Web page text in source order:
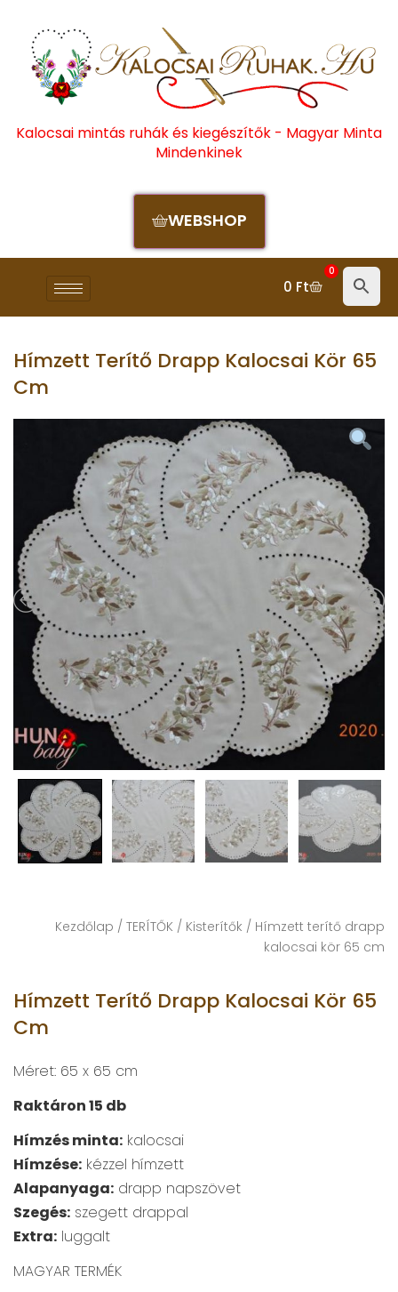
Kalocsai mintás ruhák és kiegészítők - Magyar Minta
Mindenkinek
WEBSHOP
0 Ft
0
Hímzett Terítő Drapp Kalocsai Kör 65
Cm
Kezdőlap / TERÍTŐK / Kisterítők / Hímzett terítő drapp
kalocsai kör 65 cm
Hímzett Terítő Drapp Kalocsai Kör 65
Cm
Méret: 65 x 65 cm
Raktáron 15 db
Hímzés minta: kalocsai
Hímzése: kézzel hímzett
Alapanyaga: drapp napszövet
Szegés: szegett drappal
Extra: luggalt
MAGYAR TERMÉK